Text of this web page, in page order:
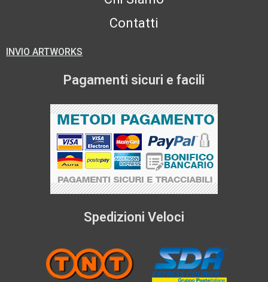
Contatti
INVIO ARTWORKS
Pagamenti sicuri e facili
Spedizioni Veloci